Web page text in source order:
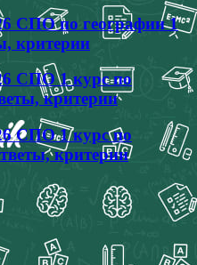
СПО по географии 1
критерии
СПО 1 курс по
критерии
СПО 1 курс по
критерии